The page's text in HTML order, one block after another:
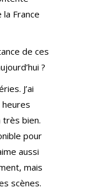
la France
de ces
?
J’ai
très bien.
pour
aussi
mais
scènes.